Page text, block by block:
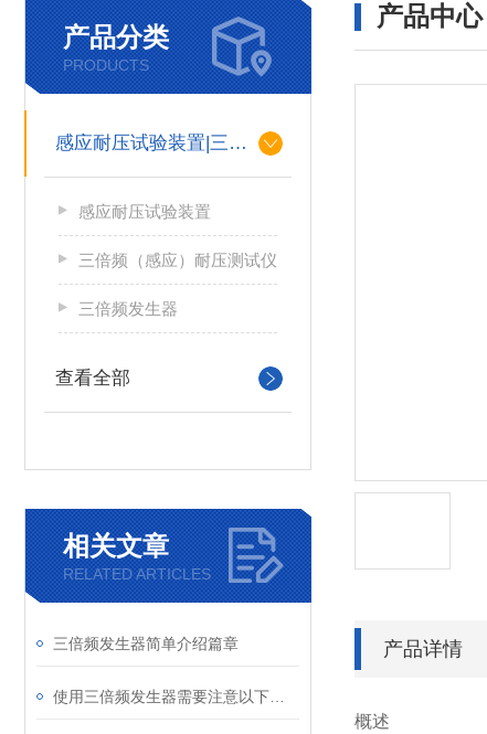
产品分类
PRODUCTS
感应耐压试验装置|三倍频
感应耐压试验装置
三倍频（感应）耐压测试仪
三倍频发生器
查看全部
相关文章
RELATED ARTICLES
三倍频发生器简单介绍篇章
产品中心
产品详情
概述